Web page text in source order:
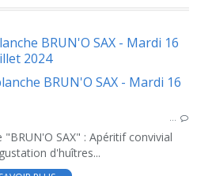
BRUN'O SAX - Mardi 16
2024
…
SAX" : Apéritif convivial
d'huîtres...